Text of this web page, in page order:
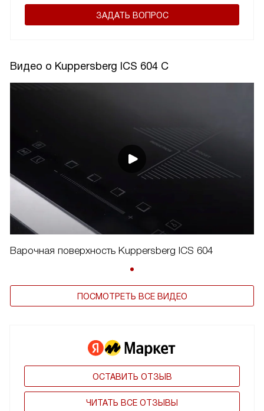
ЗАДАТЬ ВОПРОС
Видео о Kuppersberg ICS 604 C
Варочная поверхность Kuppersberg ICS 604
ПОСМОТРЕТЬ ВСЕ ВИДЕО
ОСТАВИТЬ ОТЗЫВ
ЧИТАТЬ ВСЕ ОТЗЫВЫ